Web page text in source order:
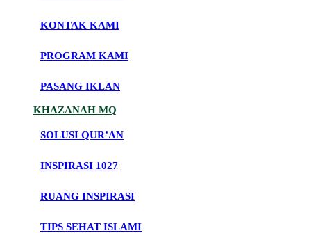
KONTAK KAMI
PROGRAM KAMI
PASANG IKLAN
KHAZANAH MQ
SOLUSI QUR’AN
INSPIRASI 1027
RUANG INSPIRASI
TIPS SEHAT ISLAMI